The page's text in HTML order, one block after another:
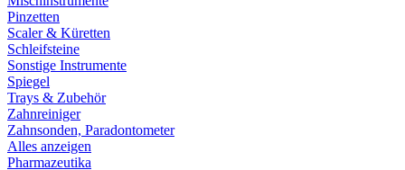
Pinzetten
Scaler & Küretten
Schleifsteine
Sonstige Instrumente
Spiegel
Trays & Zubehör
Zahnreiniger
Zahnsonden, Paradontometer
Alles anzeigen
Pharmazeutika